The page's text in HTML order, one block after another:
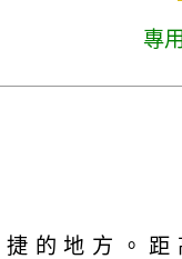
專
的地方。